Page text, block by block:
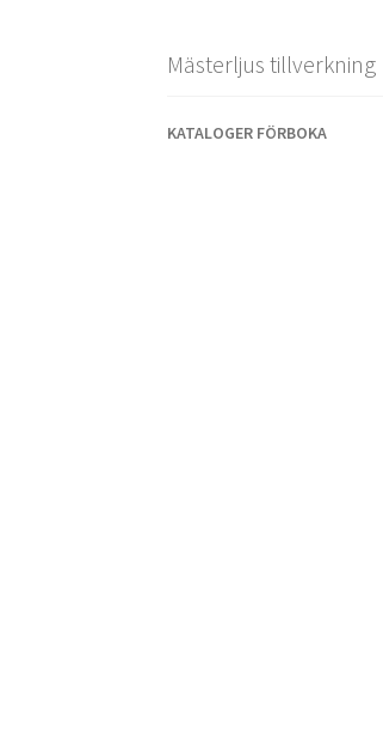
Mästerljus tillverkning
KATALOGER FÖRBOKA